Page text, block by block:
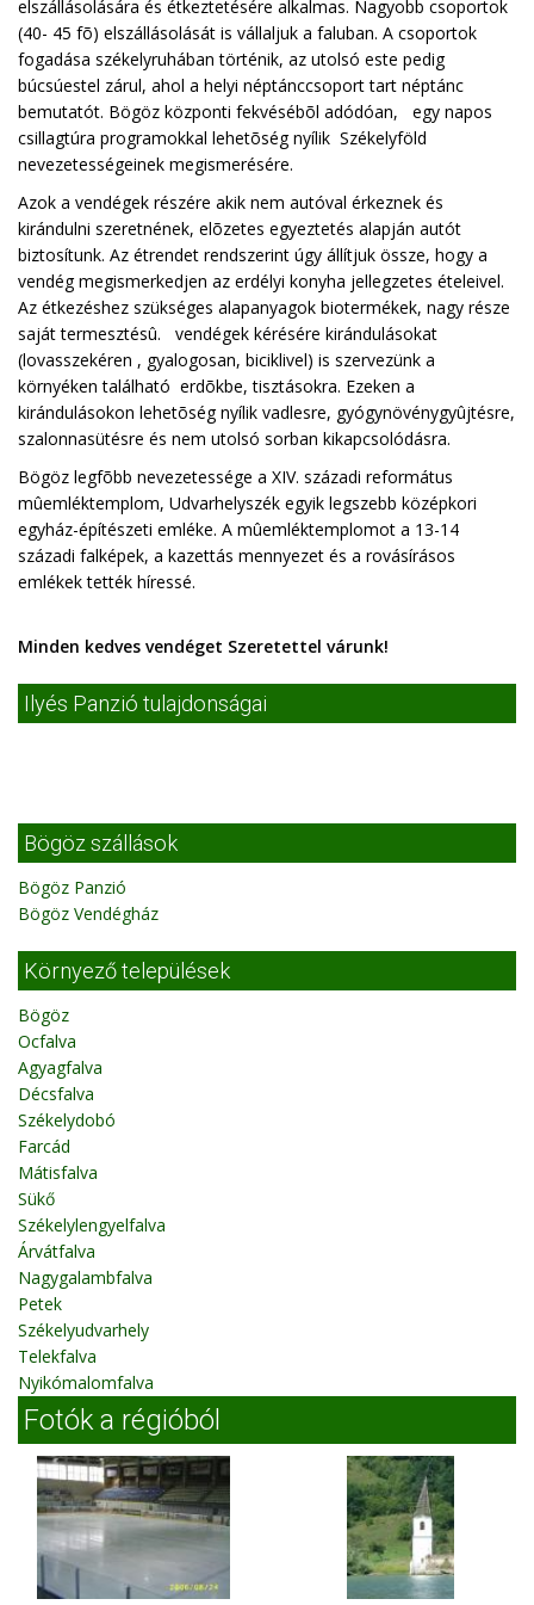
elszállásolására és étkeztetésére alkalmas. Nagyobb csoportok
(40- 45 fõ) elszállásolását is vállaljuk a faluban. A csoportok
fogadása székelyruhában történik, az utolsó este pedig
búcsúestel zárul, ahol a helyi néptánccsoport tart néptánc
bemutatót. Bögöz központi fekvésébõl adódóan, egy napos
csillagtúra programokkal lehetõség nyílik Székelyföld
nevezetességeinek megismerésére.
Azok a vendégek részére akik nem autóval érkeznek és
kirándulni szeretnének, elõzetes egyeztetés alapján autót
biztosítunk. Az étrendet rendszerint úgy állítjuk össze, hogy a
vendég megismerkedjen az erdélyi konyha jellegzetes ételeivel.
Az étkezéshez szükséges alapanyagok biotermékek, nagy része
saját termesztésû. vendégek kérésére kirándulásokat
(lovasszekéren , gyalogosan, biciklivel) is szervezünk a
környéken található erdõkbe, tisztásokra. Ezeken a
kirándulásokon lehetõség nyílik vadlesre, gyógynövénygyûjtésre,
szalonnasütésre és nem utolsó sorban kikapcsolódásra.
Bögöz legfõbb nevezetessége a XIV. századi református
mûemléktemplom, Udvarhelyszék egyik legszebb középkori
egyház-építészeti emléke. A mûemléktemplomot a 13-14
századi falképek, a kazettás mennyezet és a rovásírásos
emlékek tették híressé.
Minden kedves vendéget Szeretettel várunk!
Ilyés Panzió tulajdonságai
Bögöz szállások
Bögöz Panzió
Bögöz Vendégház
Környező települések
Bögöz
Ocfalva
Agyagfalva
Décsfalva
Székelydobó
Farcád
Mátisfalva
Sükő
Székelylengyelfalva
Árvátfalva
Nagygalambfalva
Petek
Székelyudvarhely
Telekfalva
Nyikómalomfalva
Fotók a régióból